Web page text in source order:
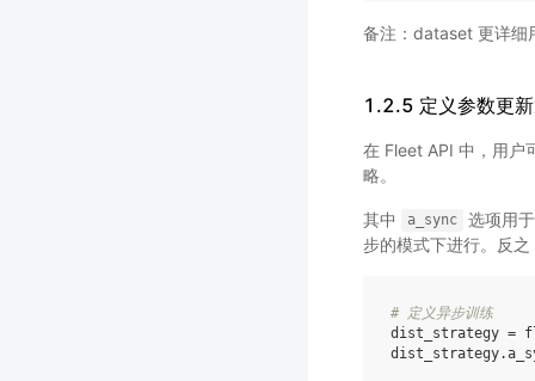
备注：dataset 更详细
1.2.5 定义参数更
在 Fleet API 中，用户
略。
其中 a_sync
选项用
步的模式下进行。反
# 定义异步训练
dist_strategy =
dist_strategy.